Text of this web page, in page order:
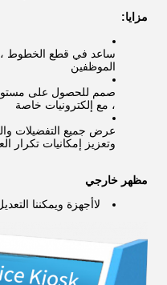
مزايا:
ساعد في قطع الخطوط ،
الموظفين
صمم للحصول على مستوى
، مع إلكترونيات خاصة
عرض جميع التفضيلات
وتعزيز إمكانيات تكرار
مظهر خارجي
لاأجهزة ويمكننا